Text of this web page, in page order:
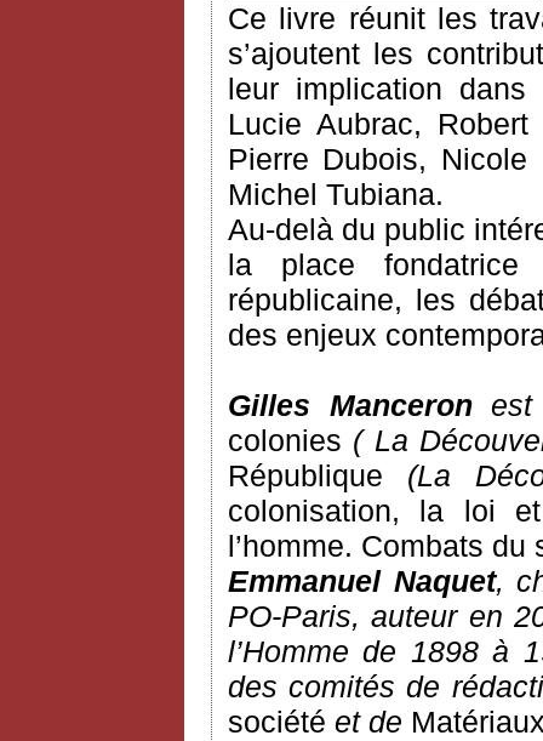
Ce livre réunit les
s’ajoutent les
leur implication
Lucie Aubrac,
Pierre Dubois,
Michel Tubiana.
Au-delà du public
la place fondatrice
républicaine, les
des enjeux
Gilles Manceronest
colonies ( La
République (La
colonisation, la loi et
l’homme. Combats
Emmanuel Naquet,
PO-Paris, auteur en
l’Homme de 1898 à
des comités de
société et de